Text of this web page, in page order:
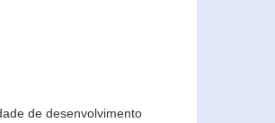
de desenvolvimento